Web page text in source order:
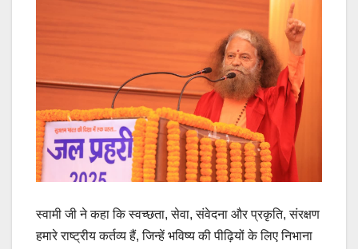
स्वामी जी ने कहा कि स्वच्छता, सेवा, संवेदना और प्रकृति, संरक्षण
हमारे राष्ट्रीय कर्तव्य हैं, जिन्हें भविष्य की पीढ़ियों के लिए निभाना